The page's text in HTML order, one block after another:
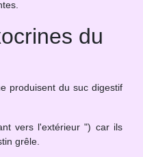
du
produisent du suc digestif
vers l'extérieur ") car ils
grêle.